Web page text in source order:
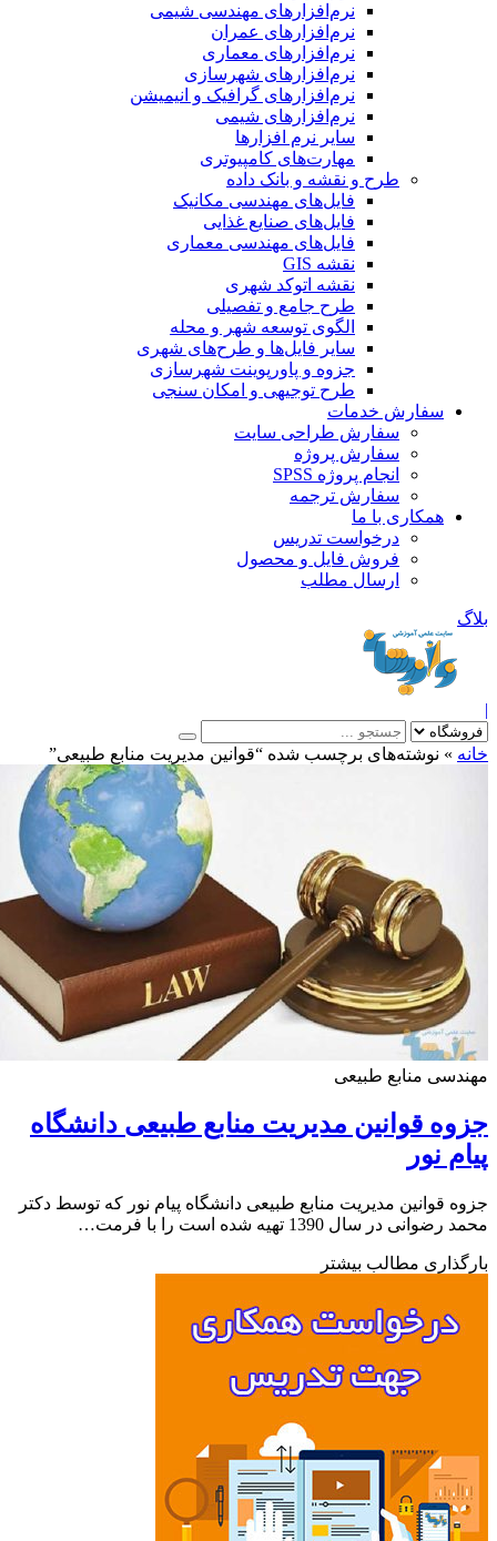
نرم‌افزارهای مهندسی شیمی
نرم‌افزارهای عمران
نرم‌افزارهای معماری
نرم‌افزارهای شهرسازی
نرم‌افزارهای گرافیک و انیمیشن
نرم‌افزارهای شیمی
سایر نرم افزارها
مهارت‌های کامپیوتری
طرح و نقشه و بانک داده
فایل‌های مهندسی مکانیک
فایل‌های صنایع غذایی
فایل‌های مهندسی معماری
نقشه GIS
نقشه اتوکد شهری
طرح جامع و تفصیلی
الگوی توسعه شهر و محله
سایر فایل‌ها و طرح‌های شهری
جزوه و پاورپوینت شهرسازی
طرح توجیهی و امکان سنجی
سفارش خدمات
سفارش طراحی سایت
سفارش پروژه
انجام پروژه SPSS
سفارش ترجمه
همکاری با ما
درخواست تدریس
فروش فایل و محصول
ارسال مطلب
»نوشته‌های برچسب شده “قوانین مدیریت منابع طبیعی”
منابع طبیعی
قوانین مدیریت منابع طبیعی دانشگاه
نور
قوانین مدیریت منابع طبیعی دانشگاه پیام نور که توسط دکتر
در سال 1390 تهیه شده است را با فرمت…
مطالب بیشتر